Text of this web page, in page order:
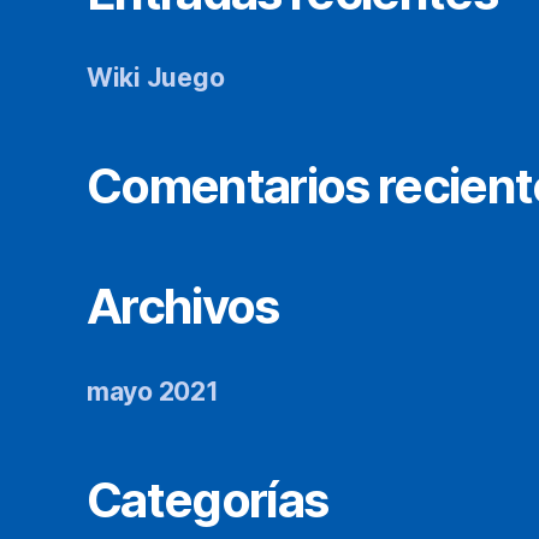
Wiki Juego
Comentarios
Archivos
mayo 2021
Categorías